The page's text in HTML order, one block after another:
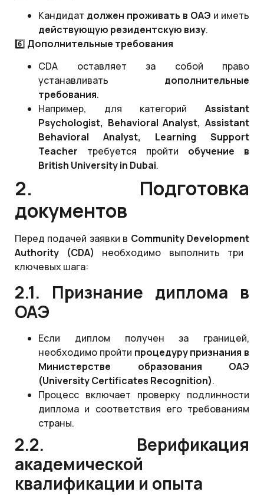
Кандидат должен проживать в ОАЭ и иметь
действующую резидентскую визу.
6️⃣ Дополнительные требования
CDA оставляет за собой право
устанавливать дополнительные
требования.
Например, для категорий Assistant
Psychologist, Behavioral Analyst, Assistant
Behavioral Analyst, Learning Support
Teacher требуется пройти обучение в
British University in Dubai.
2. Подготовка
документов
Перед подачей заявки в CommunityDevelopment
Authority (CDA)
необходимо выполнить три
ключевых шага:
2.1. Признание диплома в
ОАЭ
Если диплом получен за границей,
необходимо пройти процедуру признания в
Министерстве образования ОАЭ
(UniversityCertificates Recognition).
Процесс включает проверку подлинности
диплома и соответствия его требованиям
страны.
2.2. Верификация
академической
квалификации и опыта